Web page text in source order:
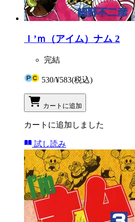
Ｉ’ｍ（アイム）ナム 2
完結
530/¥583(税込)
カートに追加
カートに追加しました
試し読み